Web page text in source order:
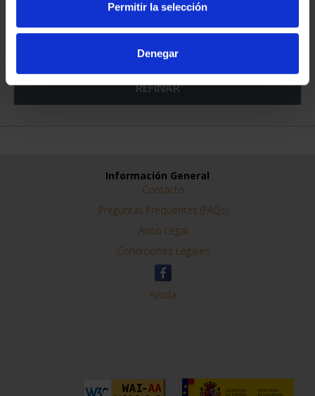
Permitir la selección
Denegar
REFINAR
Información General
Contacto
Preguntas Frequentes (FAQs)
Aviso Legal
Condiciones Legales
Ayuda